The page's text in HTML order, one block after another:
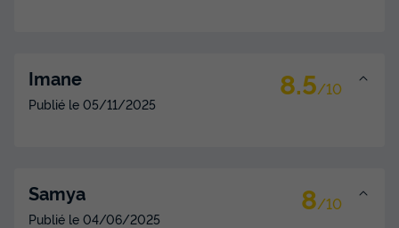
Imane 8.5/10
Publié le 05/11/2025
Samya 8/10
Publié le 04/06/2025